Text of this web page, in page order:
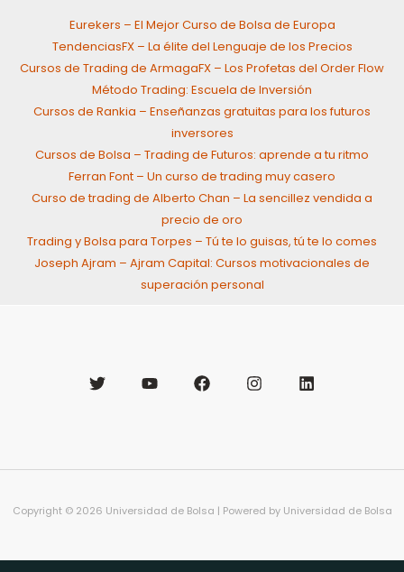
Eurekers – El Mejor Curso de Bolsa de Europa
TendenciasFX – La élite del Lenguaje de los Precios
Cursos de Trading de ArmagaFX – Los Profetas del Order Flow
Método Trading: Escuela de Inversión
Cursos de Rankia – Enseñanzas gratuitas para los futuros
inversores
Cursos de Bolsa – Trading de Futuros: aprende a tu ritmo
Ferran Font – Un curso de trading muy casero
Curso de trading de Alberto Chan – La sencillez vendida a
precio de oro
Trading y Bolsa para Torpes – Tú te lo guisas, tú te lo comes
Joseph Ajram – Ajram Capital: Cursos motivacionales de
superación personal
Copyright © 2026 Universidad de Bolsa | Powered by Universidad de Bolsa